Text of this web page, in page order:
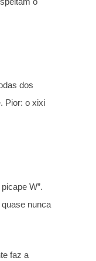
dos
Pior: o xixi
W”.
nunca
faz a